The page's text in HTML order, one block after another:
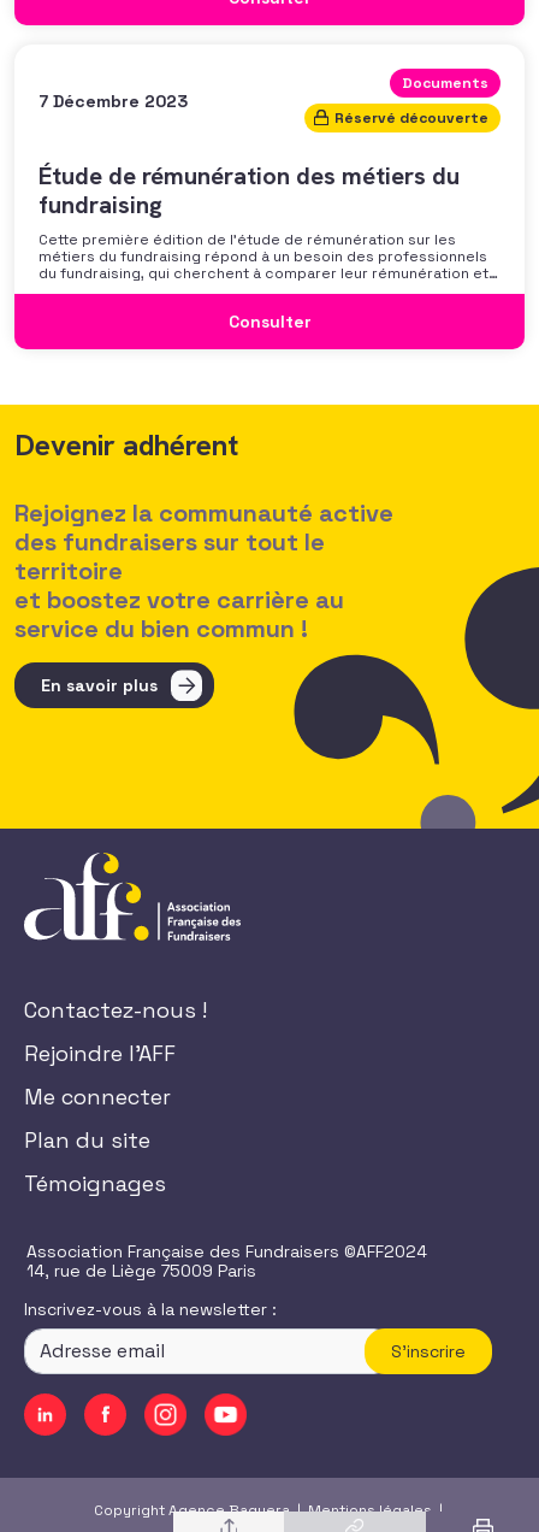
7 Décembre 2023
Documents
Réservé découverte
Étude de rémunération des métiers du
fundraising
Cette première édition de l’étude de rémunération sur les
métiers du fundraising répond à un besoin des professionnels
du fundraising, qui cherchent à comparer leur rémunération et à
se positionner. Elle répond également à une préoccupation
des politiques salariales comme un enjeu majeur,
Consulter
Devenir adhérent
Rejoignez la communauté active
des fundraisers sur tout le
territoire
et boostez votre carrière au
service du bien commun !
En savoir plus
Contactez-nous !
Rejoindre l'AFF
Me connecter
Plan du site
Témoignages
Association Française des Fundraisers ©AFF2024
14, rue de Liège 75009 Paris
Inscrivez-vous à la newsletter :
S'inscrire
Copyright Agence Baguera |Mentions légales |